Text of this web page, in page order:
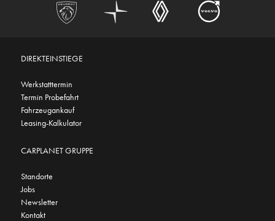
DIREKTEINSTIEGE
Werkstatttermin
Termin Probefahrt
Fahrzeugankauf
Leasing-Kalkulator
CARPLANET GRUPPE
Standorte
Jobs
Newsletter
Kontakt